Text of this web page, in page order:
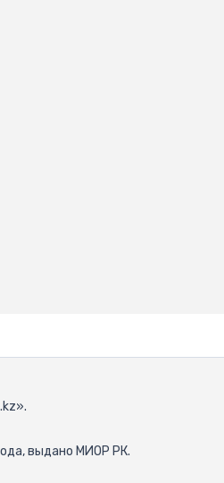
выдано МИОР РК.